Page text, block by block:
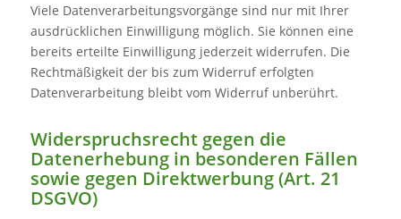
Viele Datenverarbeitungsvorgänge sind nur mit Ihrer
ausdrücklichen Einwilligung möglich. Sie können eine
bereits erteilte Einwilligung jederzeit widerrufen. Die
Rechtmäßigkeit der bis zum Widerruf erfolgten
Datenverarbeitung bleibt vom Widerruf unberührt.
Widerspruchsrecht gegen die
Datenerhebung in besonderen Fällen
sowie gegen Direktwerbung (Art. 21
DSGVO)